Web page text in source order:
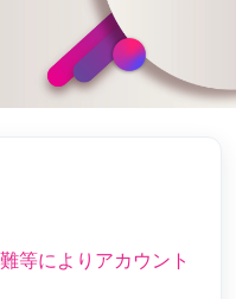
等によりアカウント